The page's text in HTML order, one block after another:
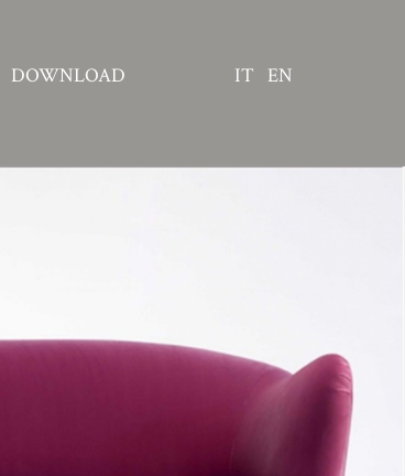
DOWNLOAD IT EN